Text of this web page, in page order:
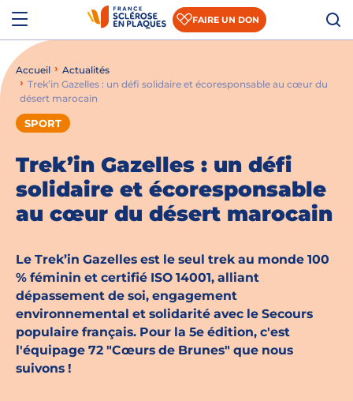
Aller au contenu
Aller à la recherche
FAIRE UN DON
Qui sommes-nous ?
S’informer sur la recherche
Nous rejoindre
Actualités
Espace presse
Accueil
Actualités
Trek’in Gazelles : un défi solidaire et écoresponsable au cœur du
désert marocain
SPORT
Trek’in Gazelles : un défi
solidaire et écoresponsable
au cœur du désert marocain
Le Trek’in Gazelles est le seul trek au monde 100
% féminin et certifié ISO 14001, alliant
dépassement de soi, engagement
environnemental et solidarité avec le Secours
populaire français. Pour la 5e édition, c'est
l'équipage 72 "Cœurs de Brunes" que nous
suivons !